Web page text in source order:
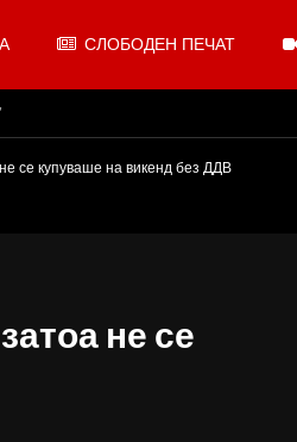
СЛОБОДЕН ПЕЧАТ
се купуваше на викенд без ДДВ
не се